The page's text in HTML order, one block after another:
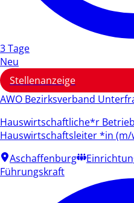
3 Tage
Neu
Stellenanzeige
AWO Bezirksverband
Hauswirtschaftliche*r
Hauswirtschaftsleiter *in (m/
Aschaffenburg
Führungskraft